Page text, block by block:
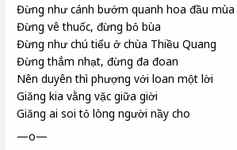
Đừng như cánh bướm quanh hoa đầu mùa
Đừng vê thuốc, đừng bỏ bùa
Đừng như chú tiểu ở chùa Thiều Quang
Đừng thắm nhạt, đừng đa đoan
Nên duyên thì phượng với loan một lời
Giăng kia vằng vặc giữa giời
Giăng ai soi tỏ lòng người nầy cho
—o—